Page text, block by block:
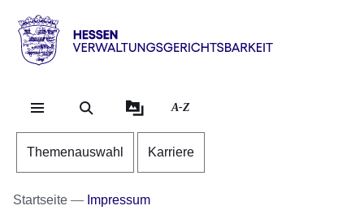
Direkt zum Kopf der
Direkt zum Inhalt
Direkt zum Fuß der
Hessen
Verwaltungsgerichtsbarkeit
A-Z
Themenauswahl Karriere
Startseite Impressum